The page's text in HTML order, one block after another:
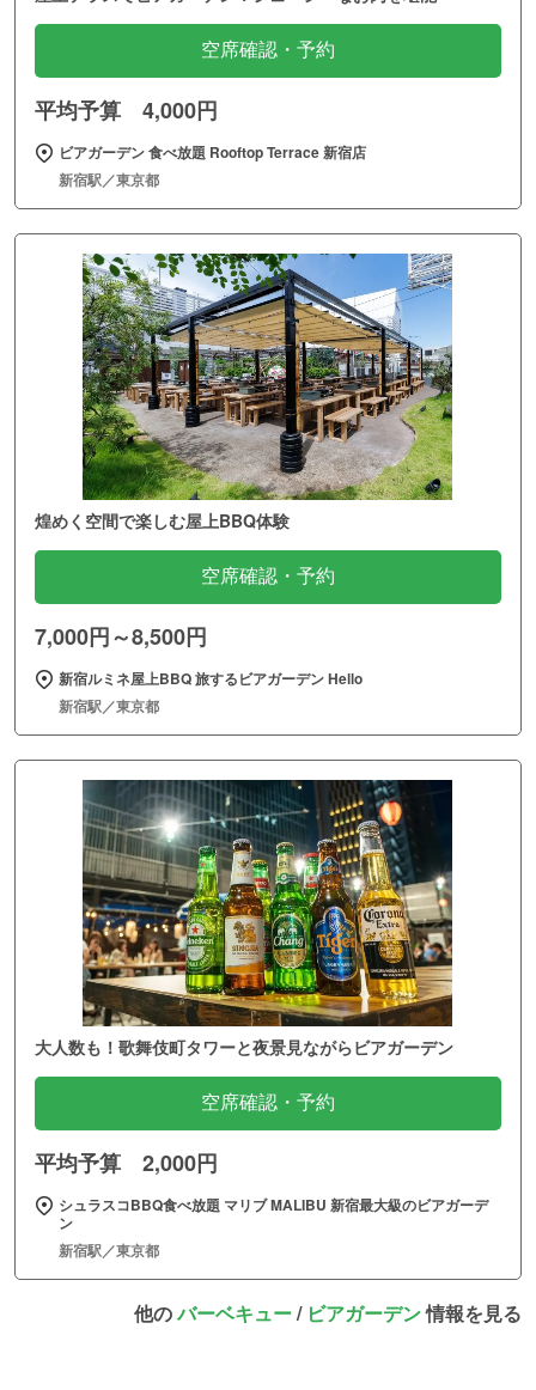
空席確認・予約
平均予算 4,000円
ビアガーデン 食べ放題 Rooftop Terrace 新宿店
新宿駅／東京都
煌めく空間で楽しむ屋上BBQ体験
空席確認・予約
7,000円～8,500円
新宿ルミネ屋上BBQ 旅するビアガーデン Hello
新宿駅／東京都
大人数も！歌舞伎町タワーと夜景見ながらビアガーデン
空席確認・予約
平均予算 2,000円
シュラスコBBQ食べ放題 マリブ MALIBU 新宿最大級のビアガーデ
ン
新宿駅／東京都
他のバーベキュー/ ビアガーデン情報を見る